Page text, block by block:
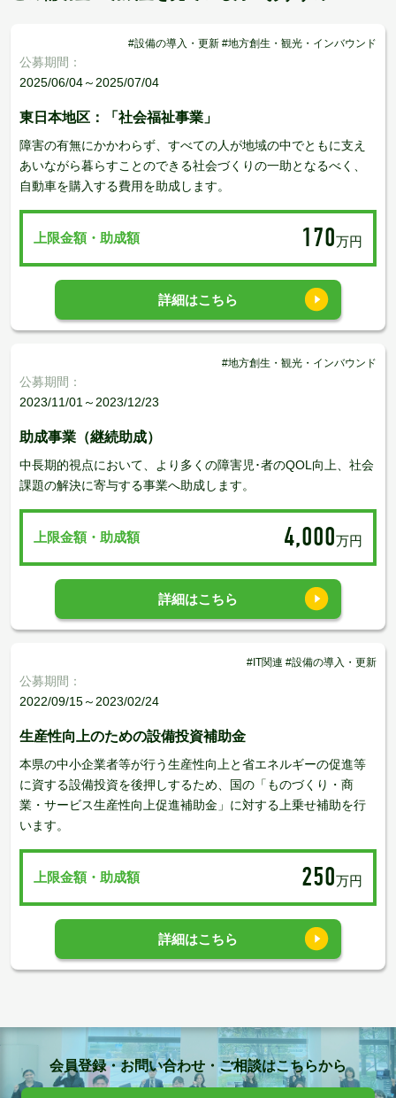
#設備の導入・更新 #地方創生・観光・インバウンド
公募期間：
2025/06/04～2025/07/04
東日本地区：「社会福祉事業」
障害の有無にかかわらず、すべての人が地域の中でともに支え
あいながら暮らすことのできる社会づくりの一助となるべく、
自動車を購入する費用を助成します。
上限金額・助成額 170万円
詳細はこちら
#地方創生・観光・インバウンド
公募期間：
2023/11/01～2023/12/23
助成事業（継続助成）
中長期的視点において、より多くの障害児･者のQOL向上、社会
課題の解決に寄与する事業へ助成します。
上限金額・助成額 4,000万円
詳細はこちら
#IT関連 #設備の導入・更新
公募期間：
2022/09/15～2023/02/24
生産性向上のための設備投資補助金
本県の中小企業者等が行う生産性向上と省エネルギーの促進等
に資する設備投資を後押しするため、国の「ものづくり・商
業・サービス生産性向上促進補助金」に対する上乗せ補助を行
います。
上限金額・助成額 250万円
詳細はこちら
会員登録・お問い合わせ・ご相談はこちらから